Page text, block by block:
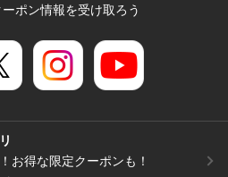
ポン情報を受け取ろう
お得な限定クーポンも！